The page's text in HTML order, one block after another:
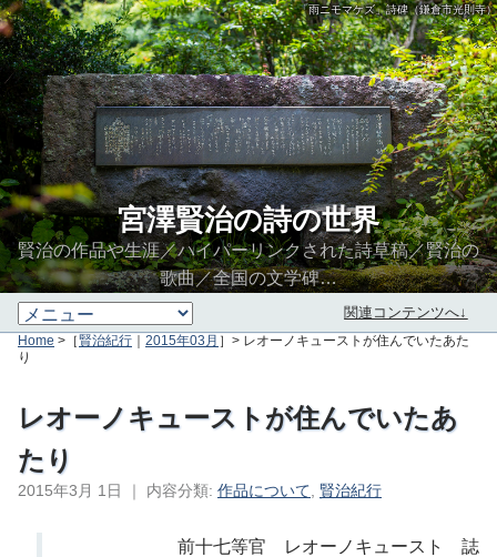
「雨ニモマケズ」詩碑（鎌倉市光則寺）
宮澤賢治の詩の世界
賢治の作品や生涯／ハイパーリンクされた詩草稿／賢治の
歌曲／全国の文学碑…
関連コンテンツへ↓
Home >［賢治紀行 ｜ 2015年03月 ］> レオーノキューストが住んでいたあた
り
レオーノキューストが住んでいたあ
たり
2015年3月 1日 ｜ 内容分類: 作品について 賢治紀行
前十七等官 レオーノキュースト 誌